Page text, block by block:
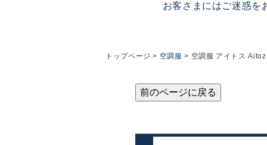
お客さまにはご迷惑を
トップページ 空調服 空調服 アイトス
前のページに戻る